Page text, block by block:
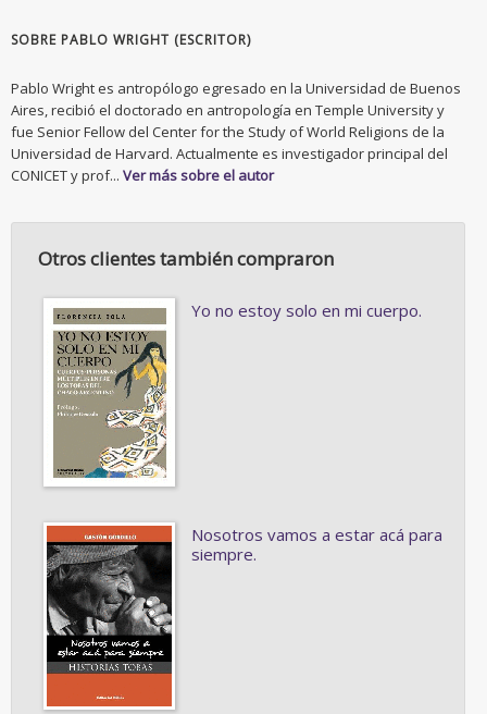
SOBRE PABLO WRIGHT (ESCRITOR)
Pablo Wright es antropólogo egresado en la Universidad de Buenos
Aires, recibió el doctorado en antropología en Temple University y
fue Senior Fellow del Center for the Study of World Religions de la
Universidad de Harvard. Actualmente es investigador principal del
CONICET y prof... Ver más sobre el autor
Otros clientes también compraron
Yo no estoy solo en mi cuerpo.
Nosotros vamos a estar acá para
siempre.